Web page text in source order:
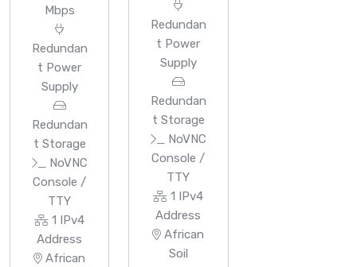
Mbps
Redundan
t Power
Supply
Redundan
t Storage
NoVNC
Console /
TTY
1 IPv4
Address
African
Redundan
t Power
Supply
Redundan
t Storage
NoVNC
Console /
TTY
1 IPv4
Address
African
Soil